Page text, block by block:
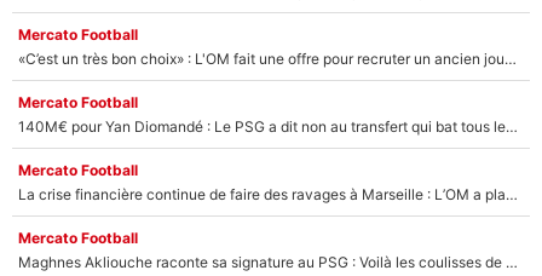
Mercato Football
«C’est un très bon choix» : L'OM fait une offre pour recruter un ancien joueur du PSG... et c'est validé dans l'After Foot !
Mercato Football
140M€ pour Yan Diomandé : Le PSG a dit non au transfert qui bat tous les records sur le mercato
Mercato Football
La crise financière continue de faire des ravages à Marseille : L’OM a placé 12 joueurs sur le marché des transferts… et ça pourrait lui rapporter près de 100M€ !
Mercato Football
Maghnes Akliouche raconte sa signature au PSG : Voilà les coulisses de son transfert de rêve à 50M€